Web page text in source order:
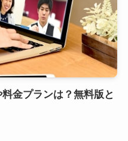
金プランは？無料版と